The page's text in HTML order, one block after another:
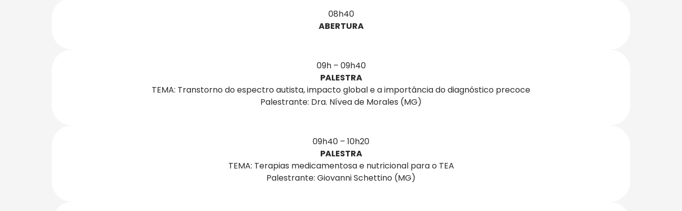
08h40
ABERTURA
09h – 09h40
PALESTRA
TEMA: Transtorno do espectro autista, impacto global e a importância do diagnóstico precoce
Palestrante: Dra. Nívea de Morales (MG)
09h40 – 10h20
PALESTRA
TEMA: Terapias medicamentosa e nutricional para o TEA
Palestrante: Giovanni Schettino (MG)